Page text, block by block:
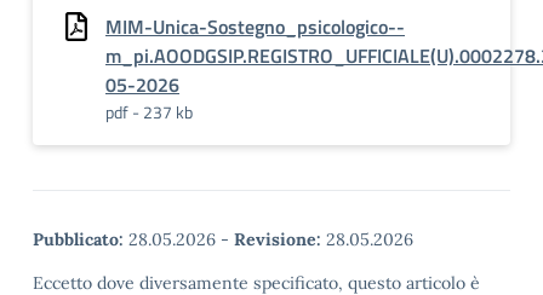
MIM-Unica-Sostegno_psicologico--
05-2026
pdf - 237 kb
Pubblicato: 28.05.2026 - Revisione: 28.05.2026
Eccetto dove diversamente specificato, questo articolo è